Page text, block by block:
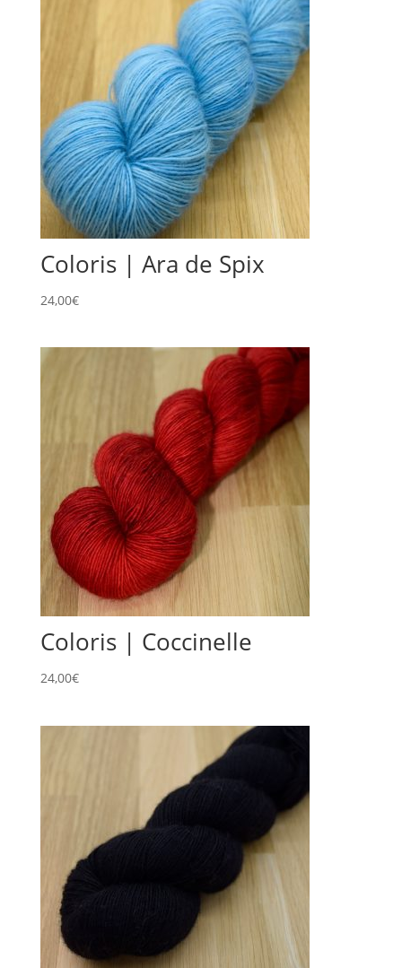
Coloris | Ara de Spix
24,00€
Coloris | Coccinelle
24,00€